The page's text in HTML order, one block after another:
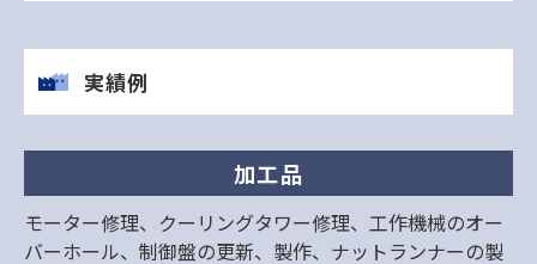
実績例
加工品
モーター修理、クーリングタワー修理、工作機械のオー
バーホール、制御盤の更新、製作、ナットランナーの製